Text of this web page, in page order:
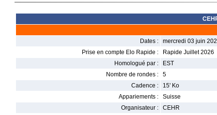
Dates :
mercredi 03 juin
Prise en compte Elo Rapide :
Rapide Juillet 2026
Homologué par :
EST
Nombre de rondes :
5
Cadence :
15' Ko
Appariements :
Suisse
Organisateur :
CEHR